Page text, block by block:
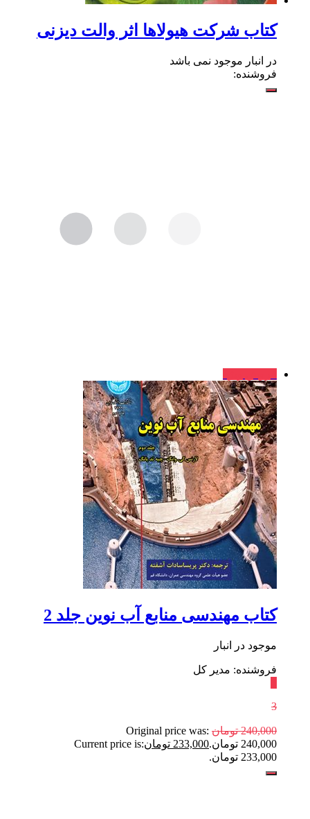
کتاب شرکت هیولاها اثر والت دیزنی
در انبار موجود نمی باشد
فروشنده:
کتاب مهندسی منابع آب نوین جلد 2
موجود در انبار
فروشنده: مدیر کل
3
240,000 تومان Original price was:
240,000 تومان.
233,000 تومانCurrent price is:
233,000 تومان.